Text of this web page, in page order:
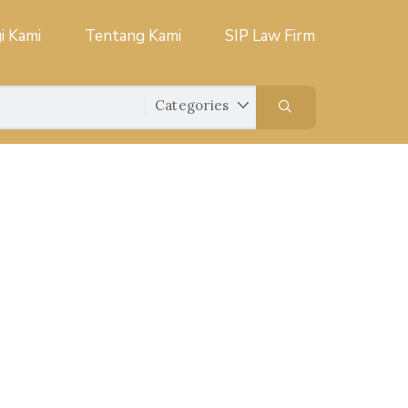
Kami Tentang Kami SIP Law Firm